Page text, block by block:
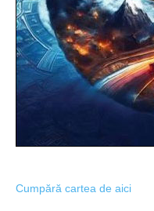
Cumpără cartea de aici